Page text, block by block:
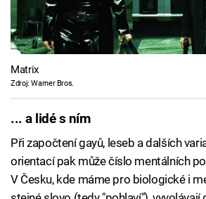
Matrix
Zdroj: Warner Bros.
... a lidé s ním
Při započtení gayů, leseb a dalších
orientací pak může číslo mentálních
V Česku, kde máme pro biologické i